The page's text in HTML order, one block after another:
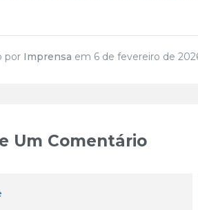
por Imprensa em 6 de fevereiro de
Um Comentário